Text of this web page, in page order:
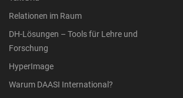
Relationen im Raum
DH-Lösungen – Tools für Lehre und
Forschung
HyperImage
Warum DAASI International?